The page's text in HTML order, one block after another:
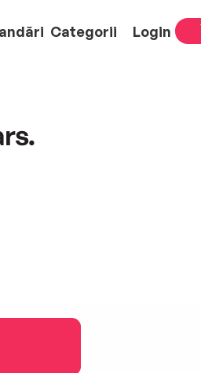
Categorii Login